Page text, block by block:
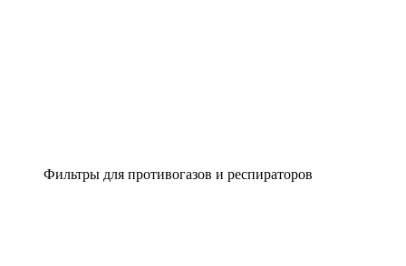
Фильтры для противогазов и респираторов